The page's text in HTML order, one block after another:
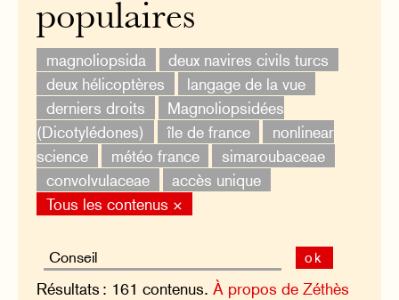
populaires
magnoliopsida
deux navires civils turcs
deux hélicoptères
langage de la vue
derniers droits
Magnoliopsidées
(Dicotylédones)
île de france
nonlinear
science
météo france
simaroubaceae
convolvulaceae
accès unique
Tous les contenus ×
ok
Résultats : 161 contenus.À propos de Zéthès